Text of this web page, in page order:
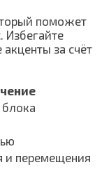
поможет
Избегайте
за счёт
блока
и перемещения